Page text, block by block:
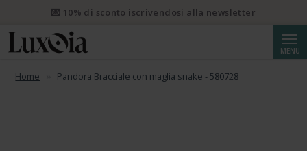
MENU
Home Pandora Bracciale con maglia snake - 580728
📦 Spedizione prioritaria gratuita da CHF 50. Spedizione
prioritaria raccomandata da CHF 250.